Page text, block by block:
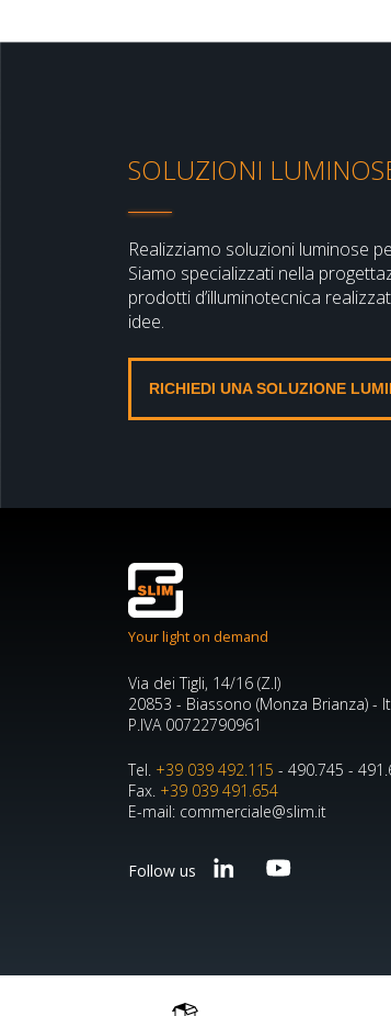
SOLUZIONI
Realizziamo soluzioni luminose
Siamo specializzati nella
prodotti d’illuminotecnica
idee.
RICHIEDI UNA SOLUZIONE
Your light on demand
Via dei Tigli, 14/16 (Z.I)
20853 - Biassono (Monza Brianza) -
P.IVA 00722790961
Tel. +39 039 492.115 - 490.745 -
Fax. +39 039 491.654
E-mail: commerciale@slim.it
Follow us